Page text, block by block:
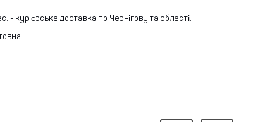
- кур'єрська доставка по Чернігову та області.